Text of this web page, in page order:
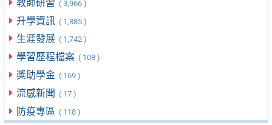
教師研習 ( 3,966 )
升學資訊 ( 1,885 )
生涯發展 ( 1,742 )
學習歷程檔案 ( 108 )
獎助學金 ( 169 )
流感新聞 ( 17 )
防疫專區 ( 118 )